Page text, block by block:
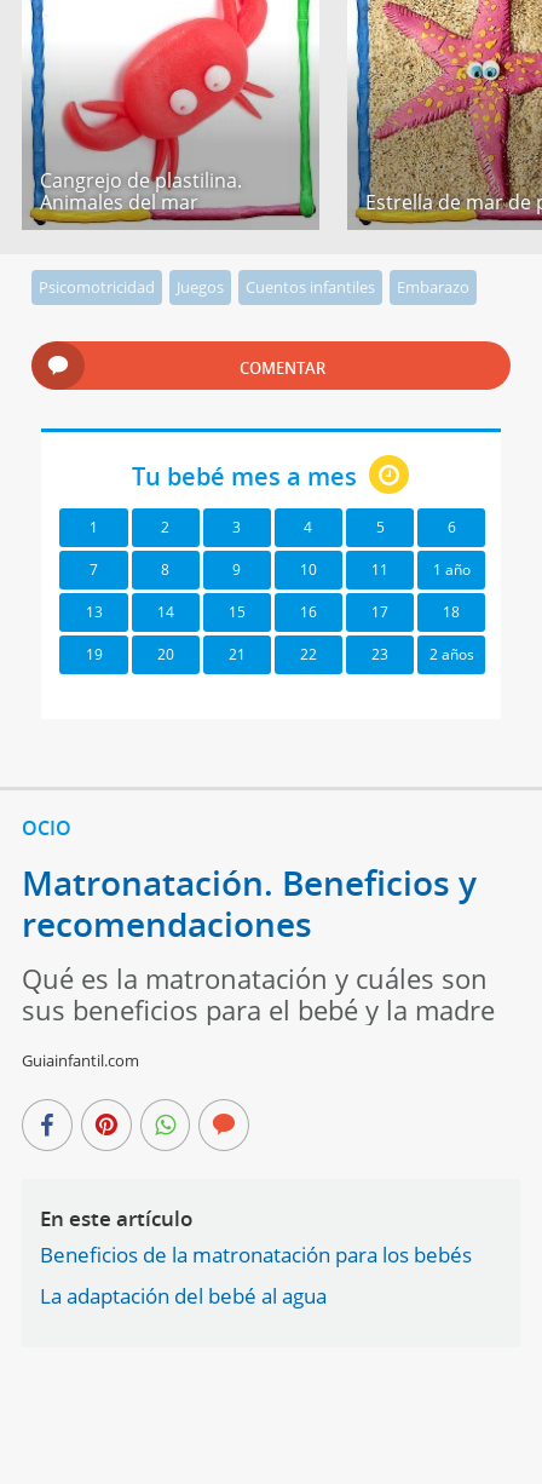
Cangrejo de plastilina.
Animales del mar
Estrella de mar de
Psicomotricidad Juegos Cuentos infantiles Embarazo
COMENTAR
Tu bebé mes a mes
1 2 3 4 5 6
7 8 9 10 11 1 año
13 14 15 16 17 18
19 20 21 22 23 2 años
OCIO
Matronatación. Beneficios y
recomendaciones
Qué es la matronatación y cuáles son
sus beneficios para el bebé y la madre
Guiainfantil.com
En este artículo
Beneficios de la matronatación para los bebés
La adaptación del bebé al agua